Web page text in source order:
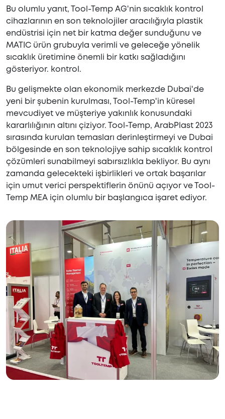
Bu olumlu yanıt, Tool-Temp AG'nin sıcaklık kontrol
cihazlarının en son teknolojiler aracılığıyla plastik
endüstrisi için net bir katma değer sunduğunu ve
MATIC ürün grubuyla verimli ve geleceğe yönelik
sıcaklık üretimine önemli bir katkı sağladığını
gösteriyor. kontrol.
Bu gelişmekte olan ekonomik merkezde Dubai'de
yeni bir şubenin kurulması, Tool-Temp'in küresel
mevcudiyet ve müşteriye yakınlık konusundaki
kararlılığının altını çiziyor. Tool-Temp, ArabPlast 2023
sırasında kurulan temasları derinleştirmeyi ve Dubai
bölgesinde en son teknolojiye sahip sıcaklık kontrol
çözümleri sunabilmeyi sabırsızlıkla bekliyor. Bu aynı
zamanda gelecekteki işbirlikleri ve ortak başarılar
için umut verici perspektiflerin önünü açıyor ve Tool-
Temp MEA için olumlu bir başlangıca işaret ediyor.